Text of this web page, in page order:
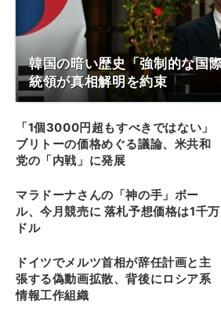
韓国の暗い歴史「強制的な国
統領が真相解明を約束
「1個3000円超もすべきではない」
ブリトーの価格めぐる議論、米共和
党の「内戦」に発展
マラドーナさんの「神の手」ボー
ル、今月競売に 落札予想価格は1千万
ドル
ドイツでメルツ首相が辞任計画と主
張する偽動画拡散、背後にロシア系
情報工作組織